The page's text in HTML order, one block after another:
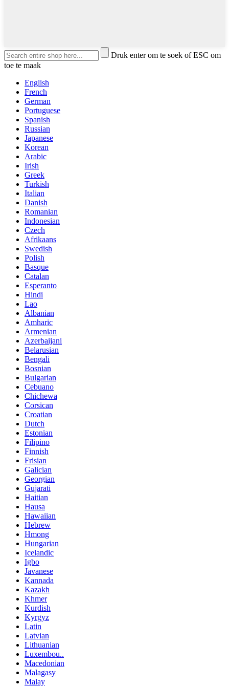
Druk enter om te soek of ESC om
toe te maak
English
French
German
Portuguese
Spanish
Russian
Japanese
Korean
Arabic
Irish
Greek
Turkish
Italian
Danish
Romanian
Indonesian
Czech
Afrikaans
Swedish
Polish
Basque
Catalan
Esperanto
Hindi
Lao
Albanian
Amharic
Armenian
Azerbaijani
Belarusian
Bengali
Bosnian
Bulgarian
Cebuano
Chichewa
Corsican
Croatian
Dutch
Estonian
Filipino
Finnish
Frisian
Galician
Georgian
Gujarati
Haitian
Hausa
Hawaiian
Hebrew
Hmong
Hungarian
Icelandic
Igbo
Javanese
Kannada
Kazakh
Khmer
Kurdish
Kyrgyz
Latin
Latvian
Lithuanian
Luxembou..
Macedonian
Malagasy
Malay